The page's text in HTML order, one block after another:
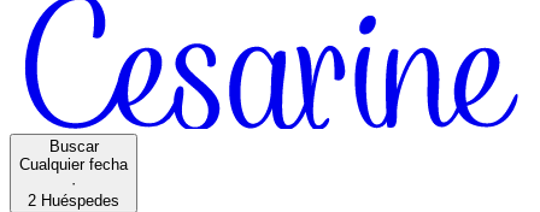
Buscar
Cualquier fecha
·
2 Huéspedes